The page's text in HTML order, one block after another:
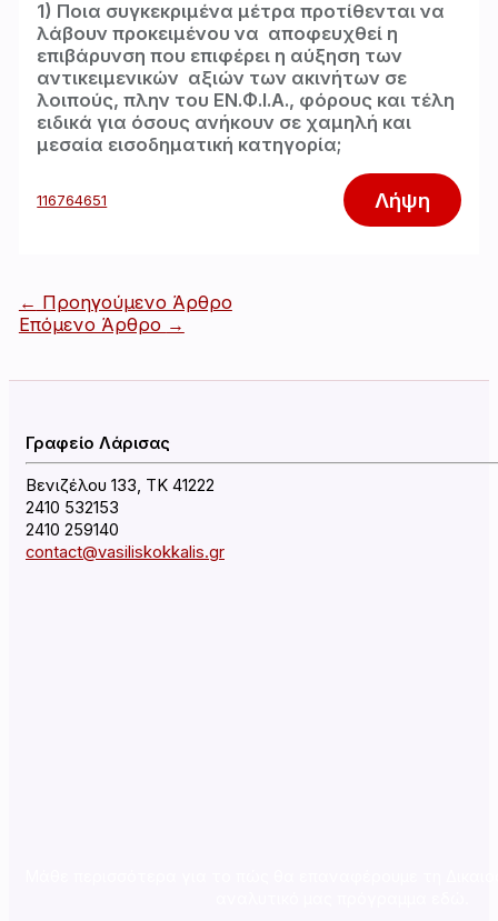
1) Ποια συγκεκριμένα μέτρα προτίθενται να
λάβουν προκειμένου να αποφευχθεί η
επιβάρυνση που επιφέρει η αύξηση των
αντικειμενικών αξιών των ακινήτων σε
λοιπούς, πλην του ΕΝ.Φ.Ι.Α., φόρους και τέλη
ειδικά για όσους ανήκουν σε χαμηλή και
μεσαία εισοδηματική κατηγορία;
116764651 Λήψη
Πλοήγηση
άρθρων
← Προηγούμενο Άρθρο
Επόμενο Άρθρο →
Γραφείο Λάρισας
Βενιζέλου 133, ΤΚ 41222
2410 532153
2410 259140
contact@vasiliskokkalis.gr